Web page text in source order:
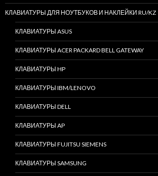
КЛАВИАТУРЫ ДЛЯ НОУТБУКОВ И НАКЛЕЙКИ RU/KZ
КЛАВИАТУРЫ ASUS
КЛАВИАТУРЫ ACER PACKARD BELL GATEWAY
КЛАВИАТУРЫ HP
КЛАВИАТУРЫ IBM/LENOVO
КЛАВИАТУРЫ DELL
КЛАВИАТУРЫ AP
КЛАВИАТУРЫ FUJITSU SIEMENS
КЛАВИАТУРЫ SAMSUNG